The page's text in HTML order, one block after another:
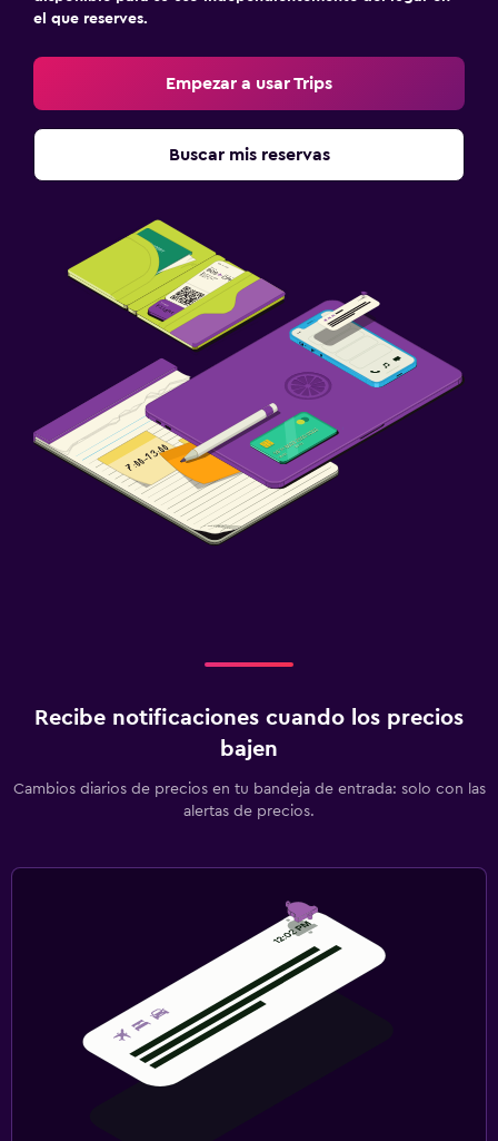
el que reserves.
Empezar a usar Trips
Buscar mis reservas
Recibe notificaciones cuando los precios
bajen
Cambios diarios de precios en tu bandeja de entrada: solo con las
alertas de precios.